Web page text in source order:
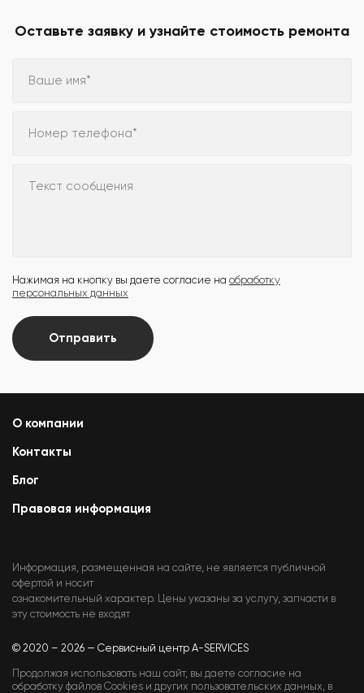
Оставьте заявку и узнайте стоимость ремонта
Ваше имя*
Номер телефона*
Текст сообщения
Нажимая на кнопку вы даете согласие на обработку
персональных данных
Отправить
О компании
Контакты
Блог
Правовая информация
Информация, размещенная на сайте, не является публичной
офертой и носит
ознакомительный характер. Цены указаны за услугу, запчасти в
эту стоимость не входят
© 2020 – 2026 — Сервисный центр A-SERVICES
Продолжая использовать наш сайт, вы даете согласие на
обработку файлов Cookies и других пользовательских данных, в